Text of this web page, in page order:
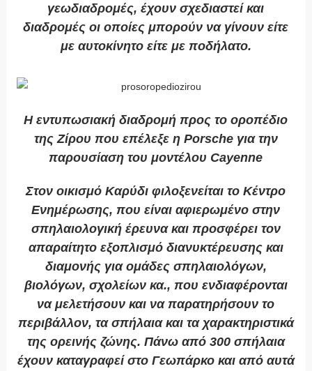
γεωδιαδρομές, έχουν σχεδιαστεί και
διαδρομές οι οποίες μπορούν να γίνουν είτε
με αυτοκίνητο είτε με ποδήλατο.
Η εντυπωσιακή διαδρομή προς το οροπέδιο
της Ζίρου που επέλεξε η Porsche για την
παρουσίαση του μοντέλου Cayenne
Στον οικισμό Καρύδι φιλοξενείται το Κέντρο
Ενημέρωσης, που είναι αφιερωμένο στην
σπηλαιολογική έρευνα και προσφέρει τον
απαραίτητο εξοπλισμό διανυκτέρευσης και
διαμονής για ομάδες σπηλαιολόγων,
βιολόγων, σχολείων κα., που ενδιαφέρονται
να μελετήσουν και να παρατηρήσουν το
περιβάλλον, τα σπήλαια και τα χαρακτηριστικά
της ορεινής ζώνης. Πάνω από 300 σπήλαια
έχουν καταγραφεί στο Γεωπάρκο και από αυτά